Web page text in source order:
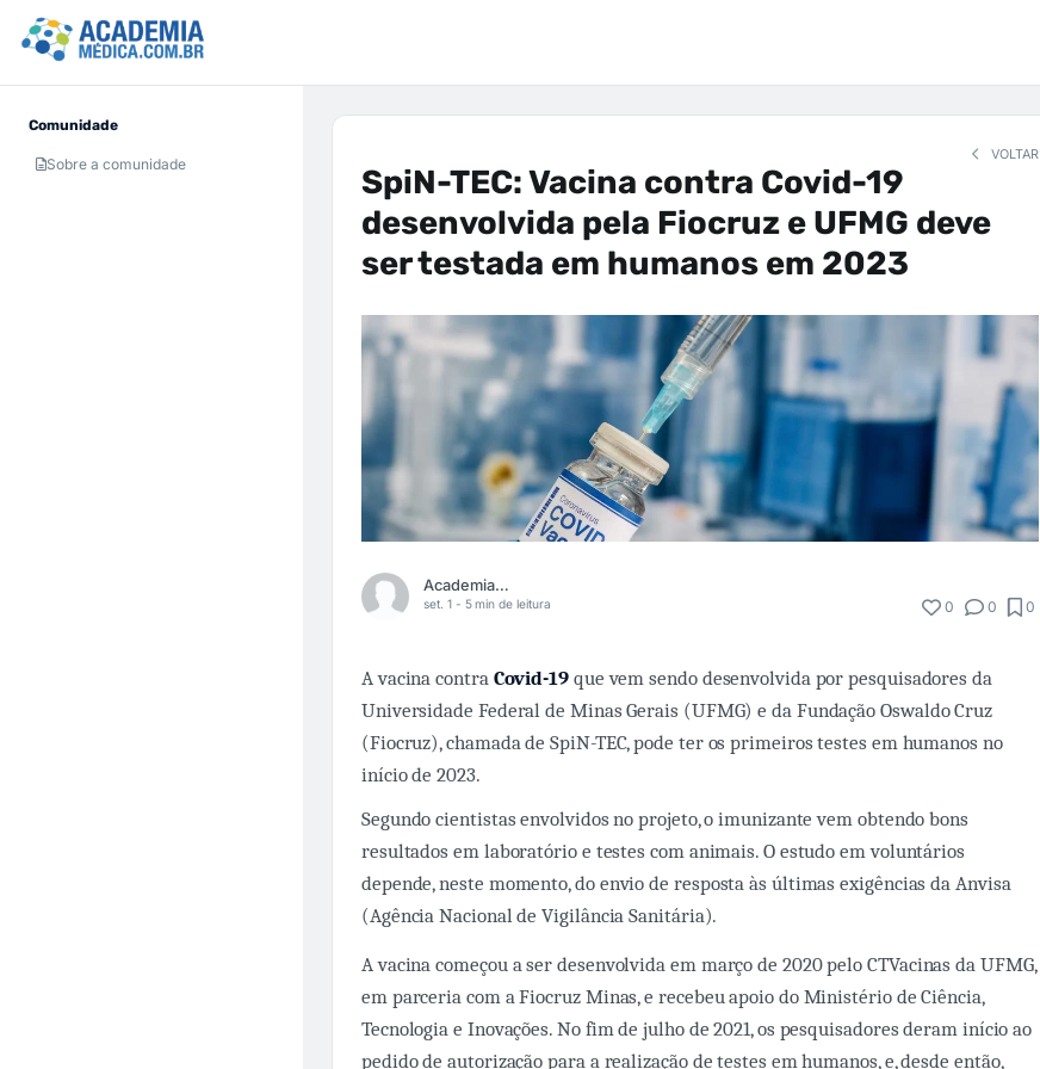
Comunidade
Sobre a comunidade
VOLTAR
SpiN-TEC: Vacina contra Covid-19
desenvolvida pela Fiocruz e UFMG deve
ser testada em humanos em 2023
Academia Médica
set. 1 - 5 min de leitura 0 0 0
A vacina contra Covid-19 que vem sendo desenvolvida por pesquisadores da
Universidade Federal de Minas Gerais (UFMG) e da Fundação Oswaldo Cruz
(Fiocruz), chamada de SpiN-TEC, pode ter os primeiros testes em humanos no
início de 2023.
Segundo cientistas envolvidos no projeto, o imunizante vem obtendo bons
resultados em laboratório e testes com animais. O estudo em voluntários
depende, neste momento, do envio de resposta às últimas exigências da Anvisa
(Agência Nacional de Vigilância Sanitária).
A vacina começou a ser desenvolvida em março de 2020 pelo CTVacinas da UFMG,
em parceria com a Fiocruz Minas, e recebeu apoio do Ministério de Ciência,
Tecnologia e Inovações. No fim de julho de 2021, os pesquisadores deram início ao
pedido de autorização para a realização de testes em humanos, e, desde então,